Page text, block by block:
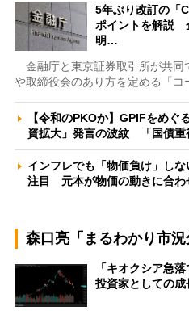
5年ぶり改訂の「
ポイントを解説
明…
金融庁と東京証券取引所が共同
や取締役会のあり方を定める「
【令和のPKOか】GPIFをめぐ
資拡大」発言の波紋 「国債
インフレでも「物価負け」し
注目 元本が物価の動きに合
森口亮「まるわかり市況
「キオクシア急
投資家としての